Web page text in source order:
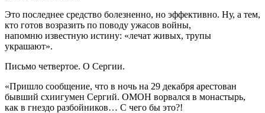
Это последнее средство болезненно, но эффективно. Ну, а тем,
кто готов возразить по поводу ужасов войны,
напомню известную истину: «лечат живых, трупы
украшают».
Письмо четвертое. О Сергии.
«Пришло сообщение, что в ночь на 29 декабря арестован
бывший схиигумен Сергий. ОМОН ворвался в монастырь,
как в гнездо разбойников… С чего бы это?!